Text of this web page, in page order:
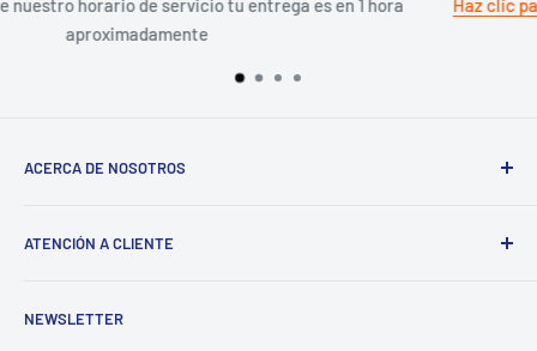
es en 1 hora
Haz clic para conocer nuestra Política de
ACERCA DE NOSOTROS
¿Tienes un Negocio? Regístrate aquí
ATENCIÓN A CLIENTE
Términos y Condiciones
NEWSLETTER